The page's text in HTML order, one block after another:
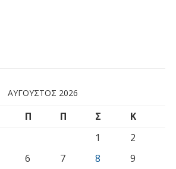
ΑΎΓΟΥΣΤΟΣ 2026
Π Π Σ
Κ
1
2
6 7 8
9